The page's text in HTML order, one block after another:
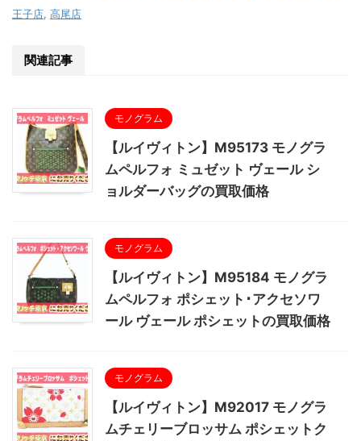
王子店 高尾店
関連記事
モノグラム
【ルイヴィトン】M95173 モノグラ
ムペルフォ ミュゼット ヴェール シ
ョルダーバッグの買取価格
モノグラム
【ルイヴィトン】M95184 モノグラ
ムペルフォ ポシェット･アクセソワ
ール ヴェール ポシェットの買取価格
モノグラム
【ルイヴィトン】M92017 モノグラ
ムチェリーブロッサム ポシェットク